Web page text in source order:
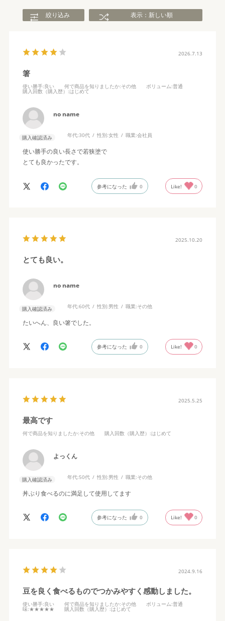
絞り込み 表示：新しい順
2026.7.13
箸
使い勝手:良い 何で商品を知りましたか:その他 ボリューム:普通
購入回数（購入歴） :はじめて
no name
購入確認済み 年代:30代 性別:女性 職業:会社員
使い勝手の良い長さで若狭塗で
とても良かったです。
参考になった 0 Like! 0
2025.10.20
とても良い。
no name
購入確認済み 年代:60代 性別:男性 職業:その他
たいへん、良い箸でした。
参考になった 0 Like! 0
2025.5.25
最高です
何で商品を知りましたか:その他 購入回数（購入歴） :はじめて
よっくん
購入確認済み 年代:50代 性別:男性 職業:その他
丼ぶり食べるのに満足して使用してます
参考になった 0 Like! 0
2024.9.16
豆を良く食べるものでつかみやすく感動しました。
使い勝手:良い 何で商品を知りましたか:その他 ボリューム:普通
味:★★★★★ 購入回数（購入歴） :はじめて